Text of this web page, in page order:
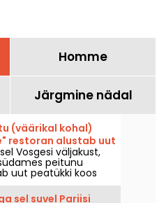
Homme
Järgmine nädal
(väärikal kohal)
restoran alustab uut
Vosgesi väljakust,
peitunu
uut peatükki koos
Siin
kuid elutervet kööki,
sel suvel Pariisi